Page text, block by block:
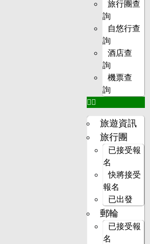
旅行團查
詢
自悠行查
詢
酒店查
詢
機票查
詢
旅遊資訊
旅行團
已接受報
名
快將接受
報名
已出發
郵輪
已接受報
名